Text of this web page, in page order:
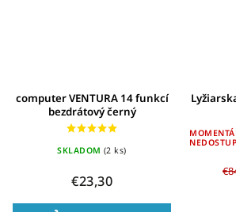
computer VENTURA 14 funkcí
bezdrátový černý
SKLADOM (2 ks)
€23,30